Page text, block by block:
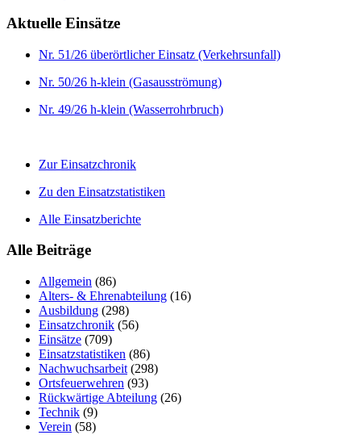
Aktuelle Einsätze
Nr. 51/26 überörtlicher Einsatz (Verkehrsunfall)
Nr. 50/26 h-klein (Gasausströmung)
Nr. 49/26 h-klein (Wasserrohrbruch)
Zur Einsatzchronik
Zu den Einsatzstatistiken
Alle Einsatzberichte
Alle Beiträge
Allgemein (86)
Alters- & Ehrenabteilung (16)
Ausbildung (298)
Einsatzchronik (56)
Einsätze (709)
Einsatzstatistiken (86)
Nachwuchsarbeit (298)
Ortsfeuerwehren (93)
Rückwärtige Abteilung (26)
Technik (9)
Verein (58)